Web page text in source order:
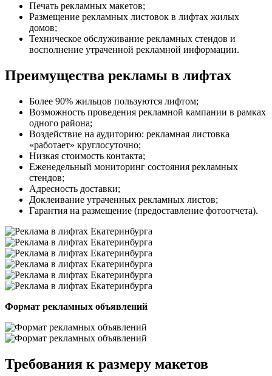
Печать рекламных макетов;
Размещение рекламных листовок в лифтах жилых
домов;
Техническое обслуживание рекламных стендов и
восполнение утраченной рекламной информации.
Преимущества рекламы в лифтах
Более 90% жильцов пользуются лифтом;
Возможность проведения рекламной кампании в рамках
одного района;
Воздействие на аудиторию: рекламная листовка
«работает» круглосуточно;
Низкая стоимость контакта;
Еженедельный мониторинг состояния рекламных
стендов;
Адресность доставки;
Доклеивание утраченных рекламных листов;
Гарантия на размещение (предоставление фотоотчета).
Формат рекламных объявлений
Требования к размеру макетов